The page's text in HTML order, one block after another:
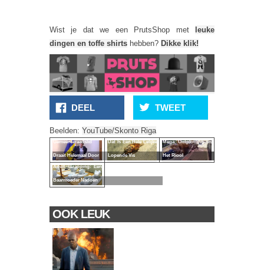
Wist je dat we een PrutsShop met
leuke
dingen en toffe shirts hebben? Dikke klik!
DEEL TWEET
Beelden: YouTube/Skonto Riga
Gemeenteraadslid
Draait Helemaal Door
Dat Is Een Hele Lelijke
Lopende Vis
Mega Ontploffing In
Het Riool
Adult Wrapping: Een
Baarmoeder Nadoen
OOK LEUK